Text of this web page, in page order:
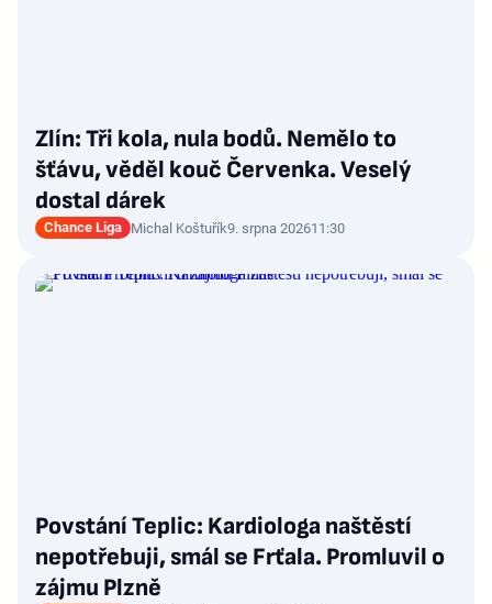
Zlín: Tři kola, nula bodů. Nemělo to
šťávu, věděl kouč Červenka. Veselý
dostal dárek
Chance Liga Michal Koštuřík9. srpna 202611:30
Povstání Teplic: Kardiologa naštěstí
nepotřebuji, smál se Frťala. Promluvil o
zájmu Plzně